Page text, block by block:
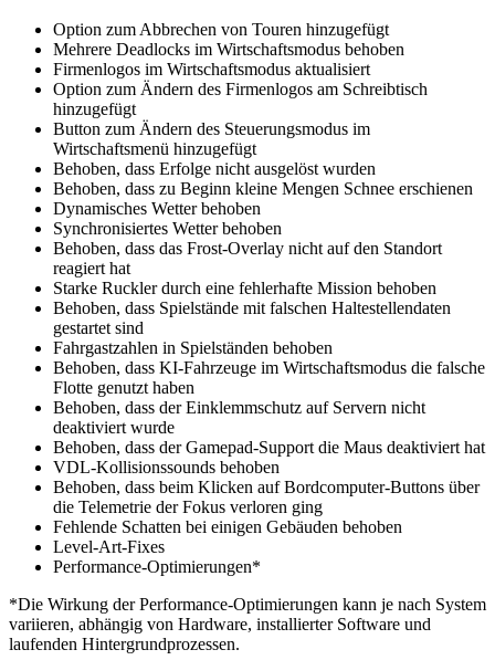
Option zum Abbrechen von Touren hinzugefügt
Mehrere Deadlocks im Wirtschaftsmodus behoben
Firmenlogos im Wirtschaftsmodus aktualisiert
Option zum Ändern des Firmenlogos am Schreibtisch
hinzugefügt
Button zum Ändern des Steuerungsmodus im
Wirtschaftsmenü hinzugefügt
Behoben, dass Erfolge nicht ausgelöst wurden
Behoben, dass zu Beginn kleine Mengen Schnee erschienen
Dynamisches Wetter behoben
Synchronisiertes Wetter behoben
Behoben, dass das Frost-Overlay nicht auf den Standort
reagiert hat
Starke Ruckler durch eine fehlerhafte Mission behoben
Behoben, dass Spielstände mit falschen Haltestellendaten
gestartet sind
Fahrgastzahlen in Spielständen behoben
Behoben, dass KI-Fahrzeuge im Wirtschaftsmodus die falsche
Flotte genutzt haben
Behoben, dass der Einklemmschutz auf Servern nicht
deaktiviert wurde
Behoben, dass der Gamepad-Support die Maus deaktiviert hat
VDL-Kollisionssounds behoben
Behoben, dass beim Klicken auf Bordcomputer-Buttons über
die Telemetrie der Fokus verloren ging
Fehlende Schatten bei einigen Gebäuden behoben
Level-Art-Fixes
Performance-Optimierungen*
*Die Wirkung der Performance-Optimierungen kann je nach System
variieren, abhängig von Hardware, installierter Software und
laufenden Hintergrundprozessen.